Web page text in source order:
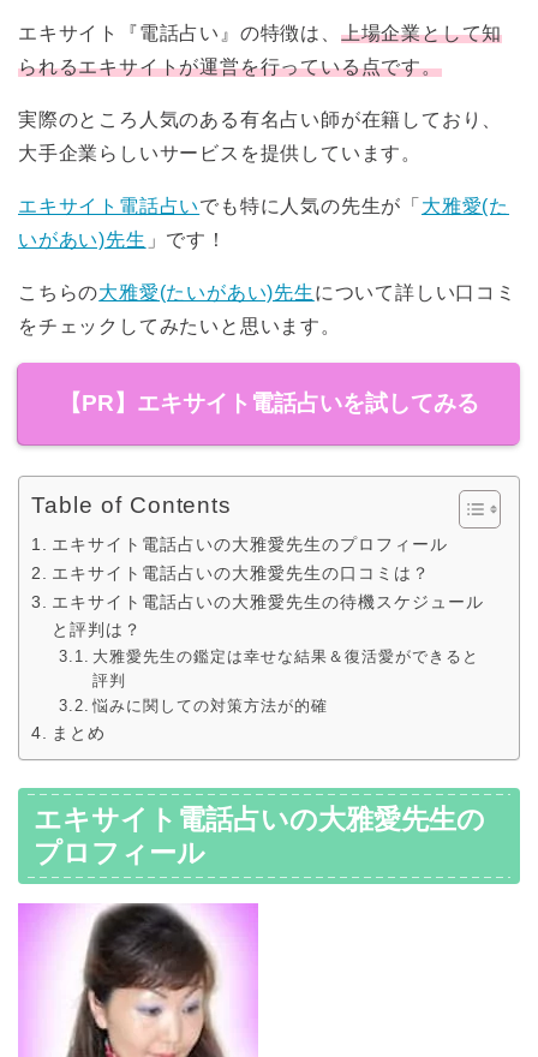
エキサイト『電話占い』の特徴は、 上場企業として知
られるエキサイトが運営を行っている点です。
実際のところ人気のある有名占い師が在籍しており、
大手企業らしいサービスを提供しています。
エキサイト電話占いでも特に人気の先生が「 大雅愛(た
いがあい)先生 」です！
こちらの大雅愛(たいがあい)先生について詳しい口コミ
をチェックしてみたいと思います。
【PR】エキサイト電話占いを試してみる
Table of Contents
エキサイト電話占いの大雅愛先生のプロフィール
エキサイト電話占いの大雅愛先生の口コミは？
エキサイト電話占いの大雅愛先生の待機スケジュール
と評判は？
大雅愛先生の鑑定は幸せな結果＆復活愛ができると
評判
悩みに関しての対策方法が的確
まとめ
エキサイト電話占いの大雅愛先生の
プロフィール